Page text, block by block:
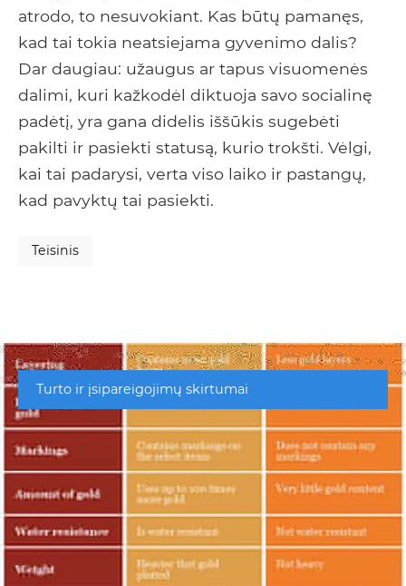
atrodo, to nesuvokiant. Kas būtų pamanęs,
kad tai tokia neatsiejama gyvenimo dalis?
Dar daugiau: užaugus ar tapus visuomenės
dalimi, kuri kažkodėl diktuoja savo socialinę
padėtį, yra gana didelis iššūkis sugebėti
pakilti ir pasiekti statusą, kurio trokšti. Vėlgi,
kai tai padarysi, verta viso laiko ir pastangų,
kad pavyktų tai pasiekti.
Teisinis
Turto ir įsipareigojimų skirtumai